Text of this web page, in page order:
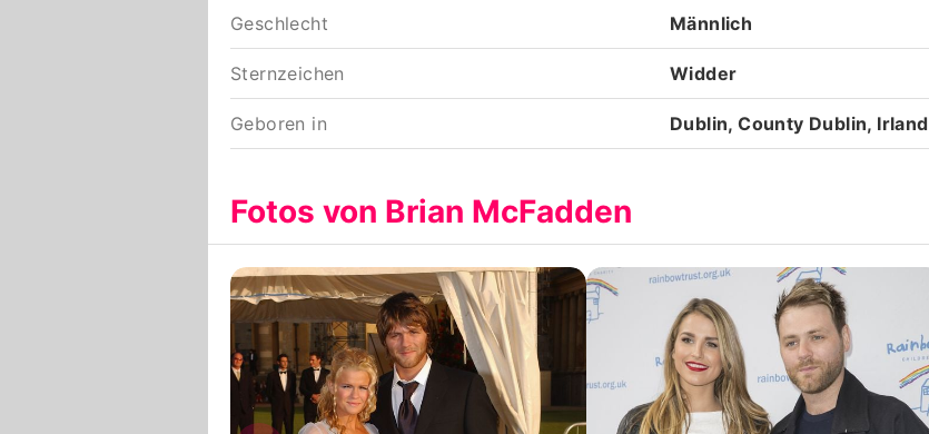
Geschlecht Männlich
Sternzeichen Widder
Geboren in Dublin, County Dublin, Irland
Fotos von Brian McFadden